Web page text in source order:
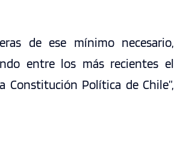
de ese mínimo necesario,
entre los más recientes el
Política de Chile”,